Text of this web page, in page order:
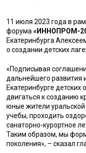
11 июля 2023 года в
форума«ИННОПРОМ-
Екатеринбурга
о создании детских
«Подписывая
дальнейшего развития
Екатеринбурге
двигаться к созданию
юные жители
учебы, проходить
санаторно-курортное
Таким образом, мы
поколения», – сказал